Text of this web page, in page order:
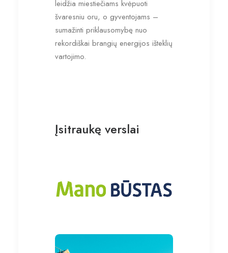
leidžia miestiečiams kvėpuoti
švaresniu oru, o gyventojams –
sumažinti priklausomybę nuo
rekordiškai brangių energijos išteklių
vartojimo.
Įsitraukę verslai